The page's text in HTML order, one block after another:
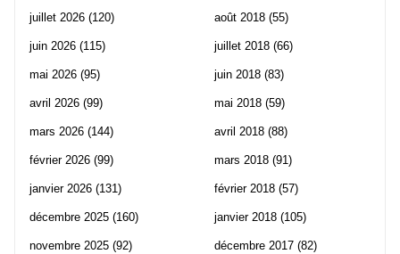
juillet 2026 (120)
juin 2026 (115)
mai 2026 (95)
avril 2026 (99)
mars 2026 (144)
février 2026 (99)
janvier 2026 (131)
décembre 2025 (160)
novembre 2025 (92)
août 2018 (55)
juillet 2018 (66)
juin 2018 (83)
mai 2018 (59)
avril 2018 (88)
mars 2018 (91)
février 2018 (57)
janvier 2018 (105)
décembre 2017 (82)